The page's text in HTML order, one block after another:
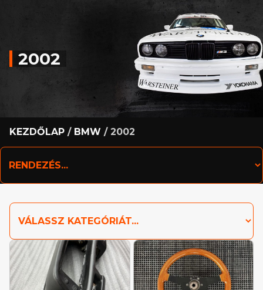
2002
KEZDŐLAP / BMW / 2002